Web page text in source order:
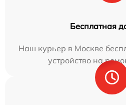
Бесплатная
Наш курьер в Москве
устройство на